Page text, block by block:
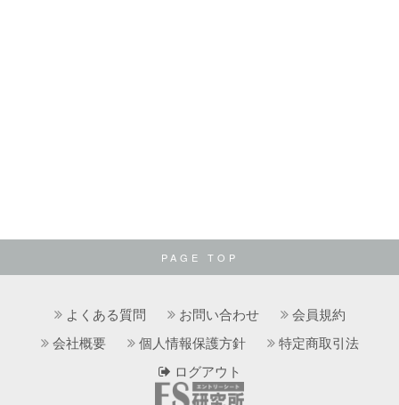
PAGE TOP
よくある質問 お問い合わせ
会員規約
会社概要
個人情報保護方針
特定商取引法
ログアウト